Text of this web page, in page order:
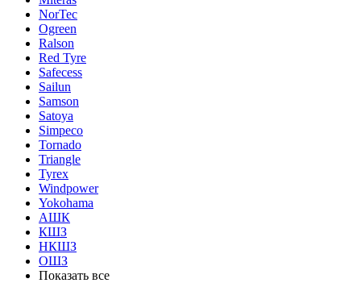
NorTec
Ogreen
Ralson
Red Tyre
Safecess
Sailun
Samson
Satoya
Simpeco
Tornado
Triangle
Tyrex
Windpower
Yokohama
АШК
КШЗ
НКШЗ
ОШЗ
Показать все